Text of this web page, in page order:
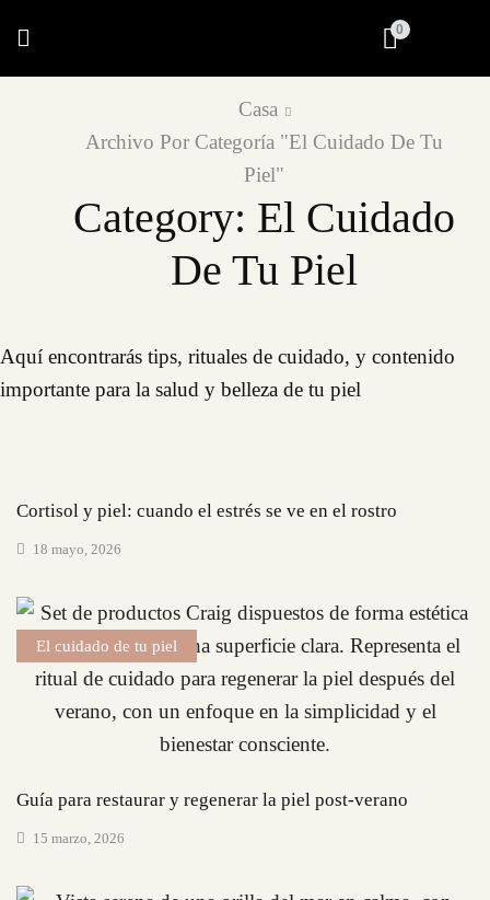
0
Casa
Archivo Por Categoría "El Cuidado De Tu
Piel"
Category: El Cuidado
De Tu Piel
Aquí encontrarás tips, rituales de cuidado, y contenido
importante para la salud y belleza de tu piel
Cortisol y piel: cuando el estrés se ve en el rostro
18 mayo, 2026
El cuidado de tu piel
Guía para restaurar y regenerar la piel post-verano
15 marzo, 2026